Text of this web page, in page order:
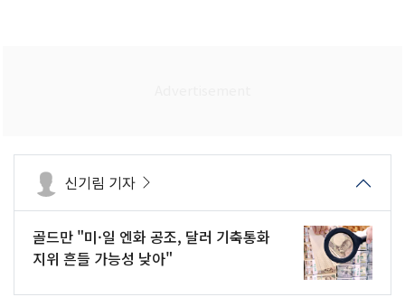
신기림 기자
골드만 "미·일 엔화 공조, 달러 기축통화
지위 흔들 가능성 낮아"